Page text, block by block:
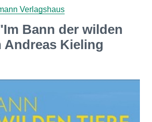
Verlagshaus
Bann der wilden
Andreas Kieling